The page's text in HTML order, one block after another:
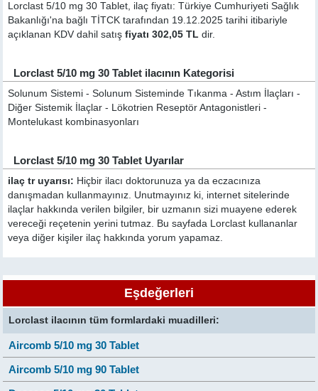
Lorclast 5/10 mg 30 Tablet, ilaç fiyatı: Türkiye Cumhuriyeti Sağlık
Bakanlığı'na bağlı TİTCK tarafından 19.12.2025 tarihi itibariyle
açıklanan KDV dahil satışfiyatı 302,05 TL dir.
Lorclast 5/10 mg 30 Tablet ilacının Kategorisi
Solunum Sistemi - Solunum Sisteminde Tıkanma - Astım İlaçları -
Diğer Sistemik İlaçlar - Lökotrien Reseptör Antagonistleri -
Montelukast kombinasyonları
Lorclast 5/10 mg 30 Tablet Uyarılar
ilaç tr uyarısı: Hiçbir ilacı doktorunuza ya da eczacınıza
danışmadan kullanmayınız. Unutmayınız ki, internet sitelerinde
ilaçlar hakkında verilen bilgiler, bir uzmanın sizi muayene ederek
vereceği reçetenin yerini tutmaz. Bu sayfada Lorclast kullananlar
veya diğer kişiler ilaç hakkında yorum yapamaz.
Eşdeğerleri
Lorclast ilacının tüm formlardaki muadilleri:
Aircomb 5/10 mg 30 Tablet
Aircomb 5/10 mg 90 Tablet